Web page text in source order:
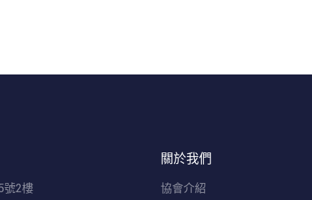
號2樓
關於我們
協會介紹